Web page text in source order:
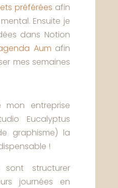
préférées afin
Ensuite je
dans Notion
Aum afin
mes semaines
mon entreprise
Eucalyptus
graphisme) la
!
sont structurer
journées en